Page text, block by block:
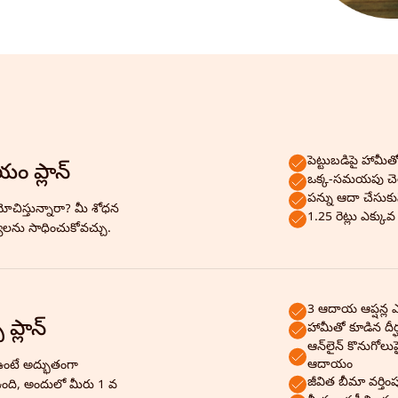
ప్లాన్
మీ శోధన
సాధించుకోవచ్చు.
పెట్టుబడిపై
ఒక్క-సమయపు
పన్ను ఆదా
1.25 రెట్లు
అద్భుతంగా
అందులో మీరు 1 వ
3 ఆదాయ ఆప్షన్ల
హామీతో కూడిన
ఆన్‌లైన్
ఆదాయం
జీవిత బీమా